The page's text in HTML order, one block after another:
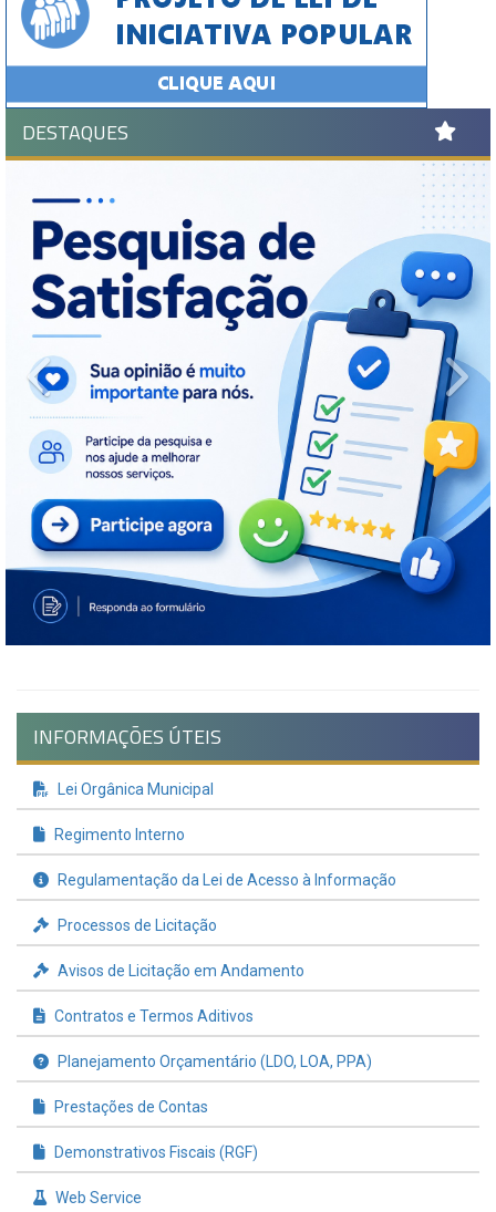
DESTAQUES
Previous
INFORMAÇÕES ÚTEIS
Lei Orgânica Municipal
Regimento Interno
Regulamentação da Lei de Acesso à Informação
Processos de Licitação
Avisos de Licitação em Andamento
Contratos e Termos Aditivos
Planejamento Orçamentário (LDO, LOA, PPA)
Prestações de Contas
Demonstrativos Fiscais (RGF)
Web Service